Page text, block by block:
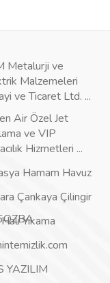
Metalurji ve
Malzemeleri
ve Ticaret Ltd. ...
Air Özel Jet
ve VIP
Hizmetleri ...
Hamam Havuz
Çankaya Çilingir
Yıkama
YAZILIM